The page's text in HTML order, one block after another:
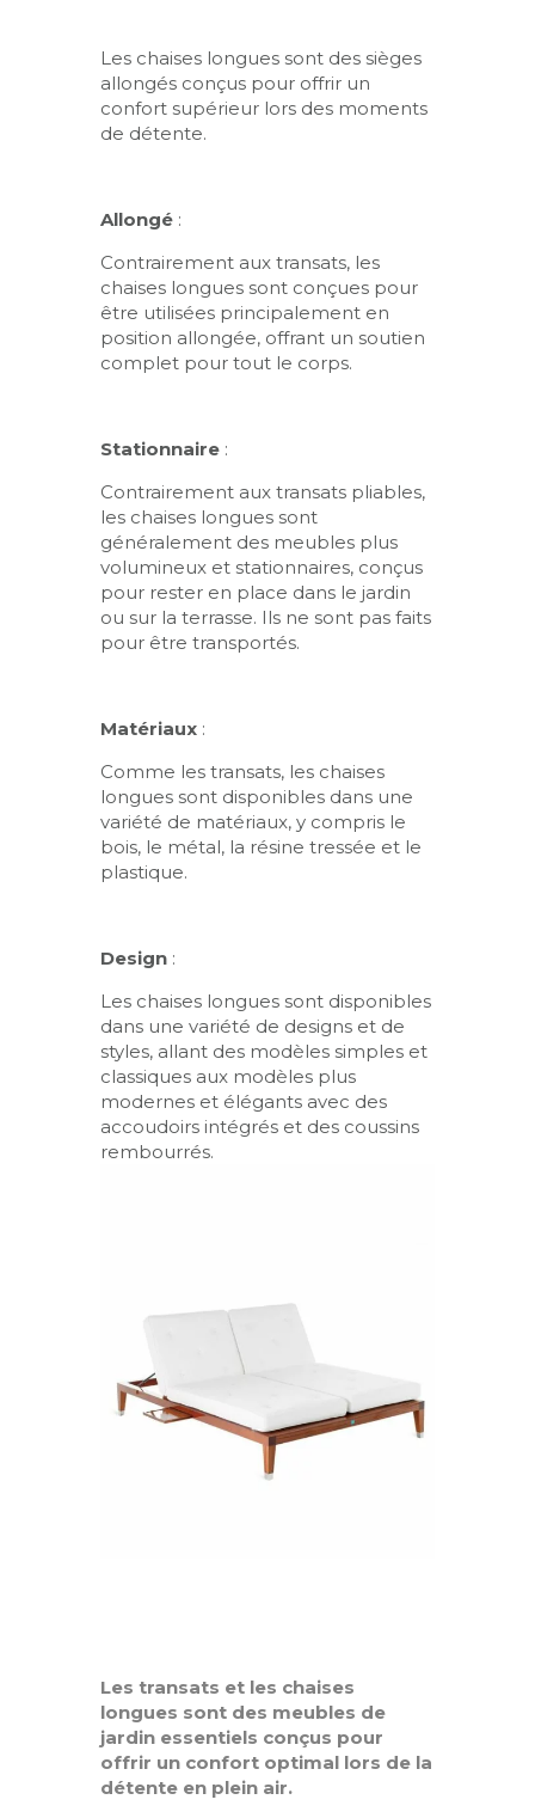
Les chaises longues sont des sièges
allongés conçus pour offrir un
confort supérieur lors des moments
de détente.
Allongé :
Contrairement aux transats, les
chaises longues sont conçues pour
être utilisées principalement en
position allongée, offrant un soutien
complet pour tout le corps.
Stationnaire :
Contrairement aux transats pliables,
les chaises longues sont
généralement des meubles plus
volumineux et stationnaires, conçus
pour rester en place dans le jardin
ou sur la terrasse. Ils ne sont pas faits
pour être transportés.
Matériaux :
Comme les transats, les chaises
longues sont disponibles dans une
variété de matériaux, y compris le
bois, le métal, la résine tressée et le
plastique.
Design :
Les chaises longues sont disponibles
dans une variété de designs et de
styles, allant des modèles simples et
classiques aux modèles plus
modernes et élégants avec des
accoudoirs intégrés et des coussins
rembourrés.
Les transats et les chaises
longues sont des meubles de
jardin essentiels conçus pour
offrir un confort optimal lors de la
détente en plein air.